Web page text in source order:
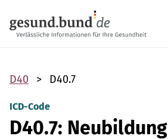
D40 D40.7
ICD-Code
D40.7: Neubildung